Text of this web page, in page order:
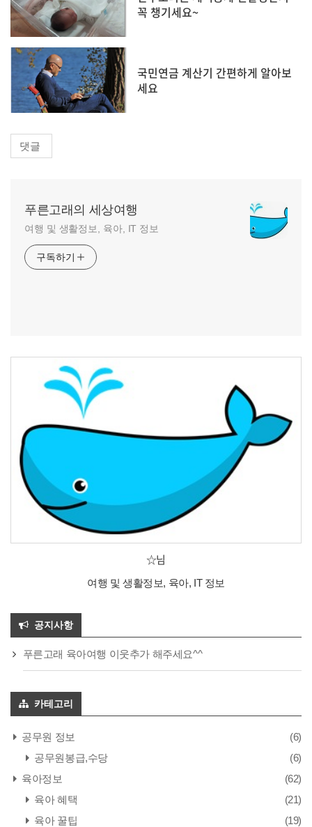
꼭 챙기세요~
국민연금 계산기 간편하게 알아보
세요
댓글
푸른고래의 세상여행
여행 및 생활정보, 육아, IT 정보
구독하기
☆님
여행 및 생활정보, 육아, IT 정보
공지사항
푸른고래 육아여행 이웃추가 해주세요^^
카테고리
공무원 정보
(6)
공무원봉급,수당
(6)
육아정보
(62)
육아 혜택
(21)
육아 꿀팁
(19)